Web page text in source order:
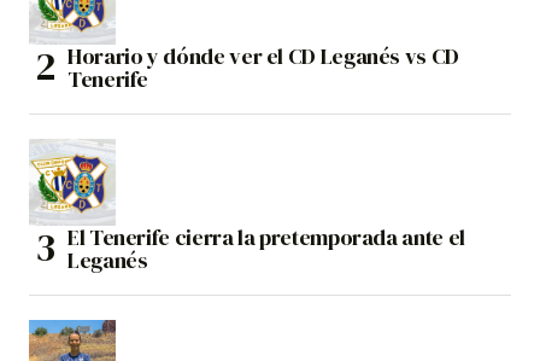
Horario y dónde ver el CD Leganés vs CD
Tenerife
El Tenerife cierra la pretemporada ante el
Leganés